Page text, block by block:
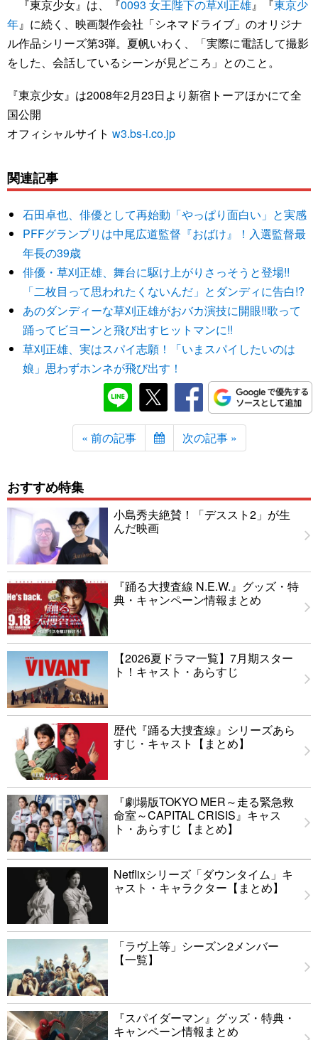
『東京少女』は、『0093 女王陛下の草刈正雄』『東京少
年』に続く、映画製作会社「シネマドライブ」のオリジナ
ル作品シリーズ第3弾。夏帆いわく、「実際に電話して撮影
をした、会話しているシーンが見どころ」とのこと。
『東京少女』は2008年2月23日より新宿トーアほかにて全
国公開
オフィシャルサイト w3.bs-i.co.jp
関連記事
石田卓也、俳優として再始動「やっぱり面白い」と実感
PFFグランプリは中尾広道監督『おばけ』！入選監督最
年長の39歳
俳優・草刈正雄、舞台に駆け上がりさっそうと登場!!
「二枚目って思われたくないんだ」とダンディに告白!?
あのダンディーな草刈正雄がおバカ演技に開眼!!歌って
踊ってビヨーンと飛び出すヒットマンに!!
草刈正雄、実はスパイ志願！「いまスパイしたいのは
娘」思わずホンネが飛び出す！
« 前の記事 次の記事 »
おすすめ特集
小島秀夫絶賛！「デススト2」が生
んだ映画
『踊る大捜査線 N.E.W.』グッズ・特
典・キャンペーン情報まとめ
【2026夏ドラマ一覧】7月期スター
ト！キャスト・あらすじ
歴代『踊る大捜査線』シリーズあら
すじ・キャスト【まとめ】
『劇場版TOKYO MER～走る緊急救
命室～CAPITAL CRISIS』キャス
ト・あらすじ【まとめ】
Netflixシリーズ「ダウンタイム」キ
ャスト・キャラクター【まとめ】
「ラヴ上等」シーズン2メンバー
【一覧】
『スパイダーマン』グッズ・特典・
キャンペーン情報まとめ